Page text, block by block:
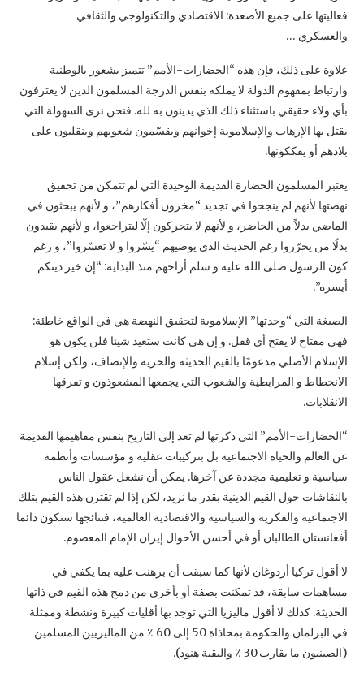
فعاليتها على جميع الأصعدة: الاقتصادي والتكنولوجي والثقافي
والعسكري …
علاوة على ذلك، فإن هذه “الحضارات-الأمم” تتميز بشعور بالوطنية
وارتباط بمفهوم الدولة لا يملكه بنفس الدرجة المسلمون الذين لا يعترفون
بأي ولاء حقيقي باستثناء ذلك الذي يدينون به لله. فنحن نرى السهولة التي
يقتل بها الإرهاب والإسلاموية إخوانهم ويقسّمون شعوبهم وينقلبون على
بلادهم أو يفككونها.
يعتبر المسلمون الحضارة القديمة الوحيدة التي لم تتمكن من تحقيق
نهضتها لأنهم لم ينجحوا في تجديد “مخزون أفكارهم”، و لأنهم يبحثون في
الماضي بدلاً من الحاضر، و لأنهم لا يتحركون إلّا ليتراجعوا، و لأنهم يقيدون
بدلًا من يحرّروا رغم الحديث الذي يوصيهم “يسّروا و لا تعسّروا”، و رغم
كون الرسول صلى الله عليه و سلم أراحهم منذ البداية: “إن خير دينكم
أيسره”.
الصيغة التي “وجدتها” الإسلاموية لتحقيق النهضة هي في الواقع خاطئة:
فهي مفتاح لا يفتح أي قفل. و إن هي كانت ستعيد شيئا فلن يكون هو
الإسلام الأصلي مدعومًا بالقيم الحديثة والحرية والإنصاف، ولكن إسلام
الانحطاط و المرابطية والشعوب التي يجمعها المشعوذون و تفرقها
الانقلابات.
“الحضارات-الأمم” التي ذكرتها لم تعد إلى التاريخ بنفس مفاهيمها القديمة
عن العالم والحياة الاجتماعية بل بتركيبات عقلية و مؤسسات وأنظمة
سياسية و تعليمية مجددة عن آخرها. يمكن أن نشغل عقول الناس
بالنقاشات حول القيم الدينية بقدر ما نريد، لكن إذا لم تقترن هذه القيم بتلك
الاجتماعية والفكرية والسياسية والاقتصادية العالمية، فنتائجها ستكون دائما
أفغانستان الطالبان أو في أحسن الأحوال إيران الإمام المعصوم.
لا أقول تركيا أردوغان لأنها كما سبقت أن برهنت عليه بما يكفي في
مساهمات سابقة، قد تمكنت بصفة أو بأخرى من دمج هذه القيم في ذاتها
الحديثة. كذلك لا أقول ماليزيا التي توجد بها أقليات كبيرة ونشطة وممثلة
في البرلمان والحكومة بمحاذاة 50 إلى 60 ٪ من الماليزيين المسلمين
(الصينيون ما يقارب 30 ٪ والبقية هنود).